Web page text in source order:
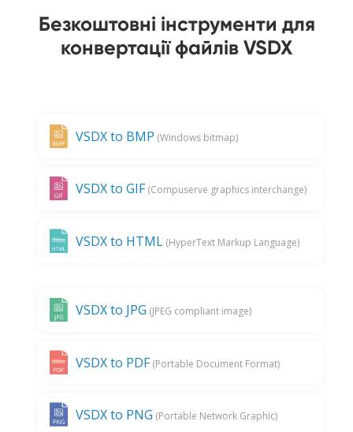
Безкоштовні інструменти для
конвертації файлів VSDX
VSDX to BMP (Windows bitmap)
VSDX to GIF (Compuserve graphics interchange)
VSDX to HTML (HyperText Markup Language)
VSDX to JPG (JPEG compliant image)
VSDX to PDF (Portable Document Format)
VSDX to PNG (Portable Network Graphic)